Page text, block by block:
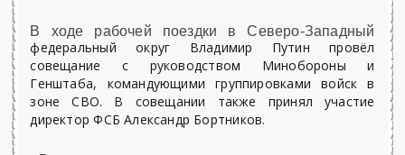
В ходе рабочей поездки в Северо-Западный
федеральный округ Владимир Путин провёл
совещание с руководством Мин­обороны и
Генштаба, коман­дующими группировками войск в
зоне СВО. В совещании также принял участие
директор ФСБ Александр Бортников.